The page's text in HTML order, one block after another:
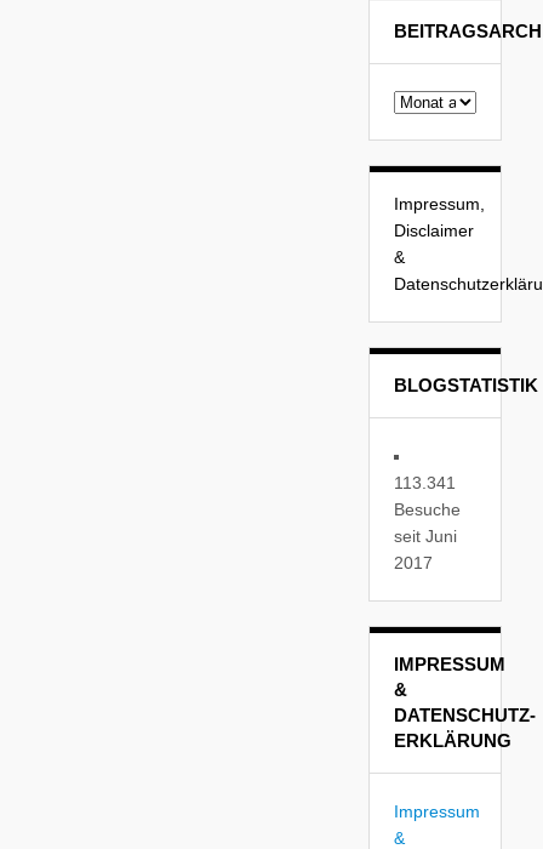
Beitragsarchiv
Impressum,
Disclaimer
&
BLOGSTATISTIK
113.341
Besuche
seit Juni
2017
IMPRESSUM
&
DATENSCHUTZ-
ERKLÄRUNG
Impressum
&